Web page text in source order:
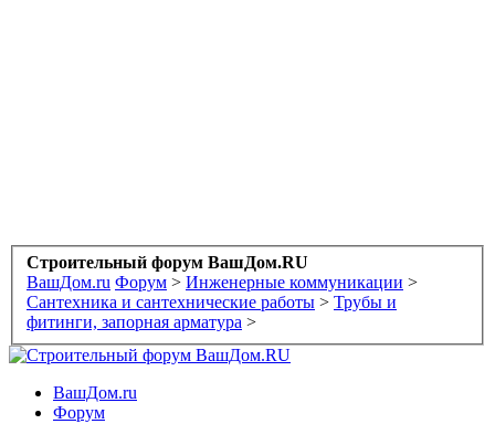
Строительный форум ВашДом.RU
ВашДом.ru Форум > Инженерные коммуникации >
Сантехника и сантехнические работы > Трубы и
фитинги, запорная арматура >
ВашДом.ru
Форум